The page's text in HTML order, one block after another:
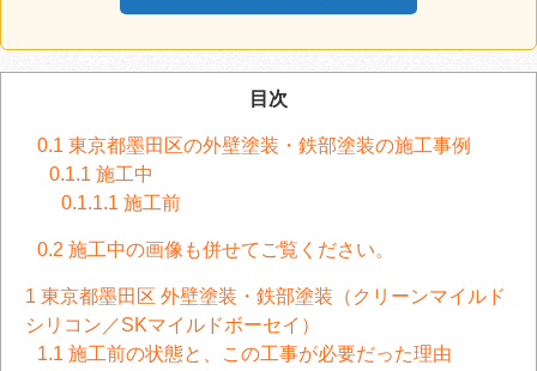
目次
0.1 東京都墨田区の外壁塗装・鉄部塗装の施工事例
0.1.1 施工中
0.1.1.1 施工前
0.2 施工中の画像も併せてご覧ください。
1 東京都墨田区 外壁塗装・鉄部塗装（クリーンマイルド
シリコン／SKマイルドボーセイ）
1.1 施工前の状態と、この工事が必要だった理由